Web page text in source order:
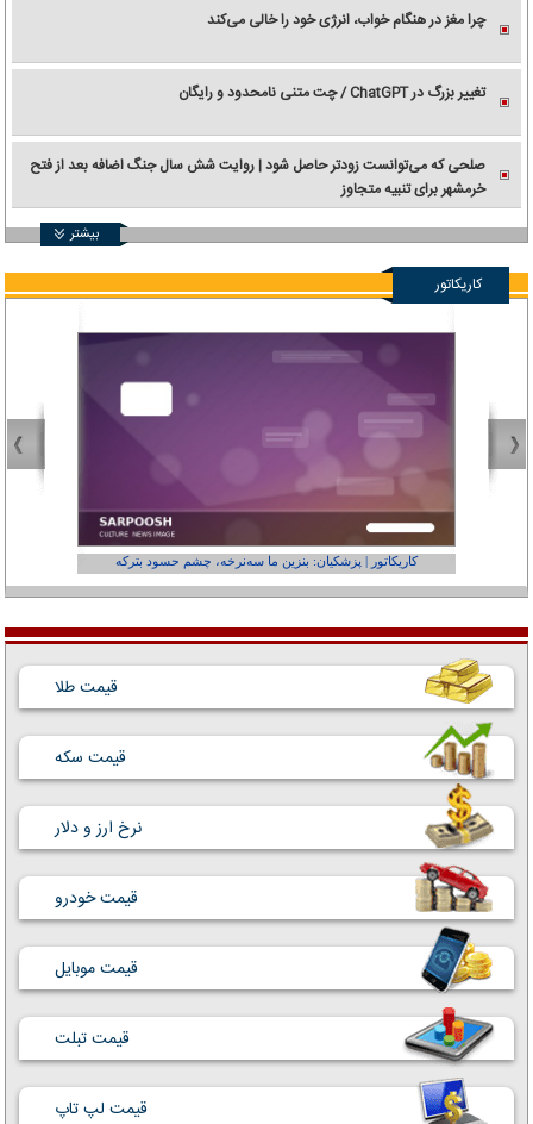
چرا مغز در هنگام خواب، انرژی خود را خالی می‌کند
تغییر بزرگ در ChatGPT / چت متنی نامحدود و رایگان
صلحی که می‌توانست زودتر حاصل شود | روایت شش سال جنگ اضافه بعد از فتح
خرمشهر برای تنبیه متجاوز
بیشتر
کاریکاتور
کاریکاتور | پزشکیان: بنزین ما سه‌نرخه، چشم حسود بترکه
قیمت طلا
قیمت سکه
نرخ ارز و دلار
قیمت خودرو
قیمت موبایل
قیمت تبلت
قیمت لپ تاپ